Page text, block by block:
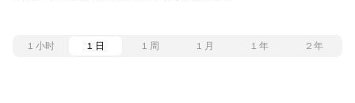
1 小时 1 日 1 周 1 月 1 年 2 年